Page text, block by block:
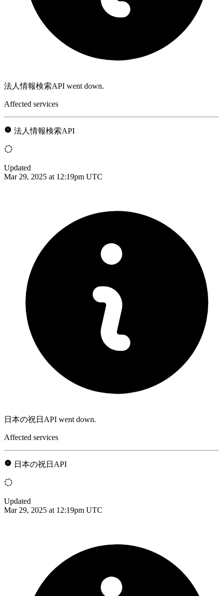
法人情報検索API went down.
Affected services
法人情報検索API
Updated
Mar 29, 2025 at 12:19pm UTC
日本の祝日API went down.
Affected services
日本の祝日API
Updated
Mar 29, 2025 at 12:19pm UTC